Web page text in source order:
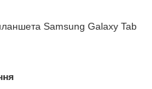
Samsung Galaxy Tab